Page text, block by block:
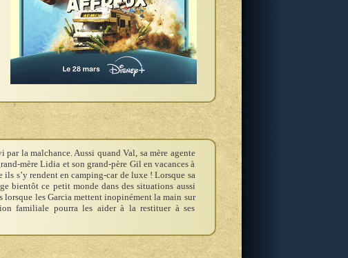
la malchance. Aussi quand Val, sa mère agente
mère Lidia et son grand-père Gil en vacances à
s’y rendent en camping-car de luxe ! Lorsque sa
bientôt ce petit monde dans des situations aussi
lorsque les Garcia mettent inopinément la main sur
familiale pourra les aider à la restituer à ses